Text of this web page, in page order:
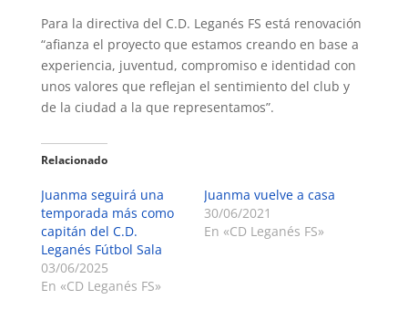
Para la directiva del C.D. Leganés FS está renovación
“afianza el proyecto que estamos creando en base a
experiencia, juventud, compromiso e identidad con
unos valores que reflejan el sentimiento del club y
de la ciudad a la que representamos”.
Relacionado
Juanma seguirá una
temporada más como
capitán del C.D.
Leganés Fútbol Sala
03/06/2025
En «CD Leganés FS»
Juanma vuelve a casa
30/06/2021
En «CD Leganés FS»